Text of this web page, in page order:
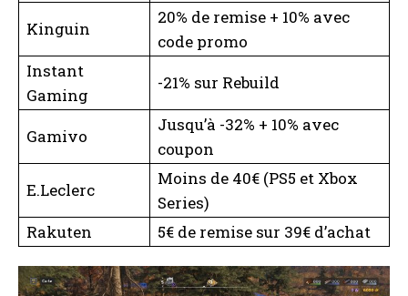
Kinguin
20% de remise + 10% avec
code promo
Instant
Gaming
-21% sur Rebuild
Gamivo
Jusqu’à -32% + 10% avec
coupon
E.Leclerc
Moins de 40€ (PS5 et Xbox
Series)
Rakuten
5€ de remise sur 39€ d’achat